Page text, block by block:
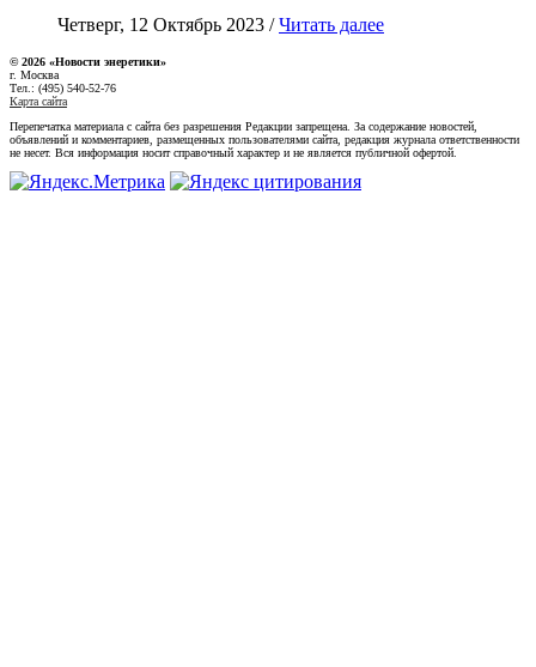
Четверг, 12 Октябрь 2023 /Читать далее
© 2026 «Новости энеретики»
г. Москва
Тел.: (495) 540-52-76
Карта сайта
Перепечатка материала с сайта без разрешения Редакции запрещена. За содержание новостей,
объявлений и комментариев, размещенных пользователями сайта, редакция журнала ответственности
не несет. Вся информация носит справочный характер и не является публичной офертой.